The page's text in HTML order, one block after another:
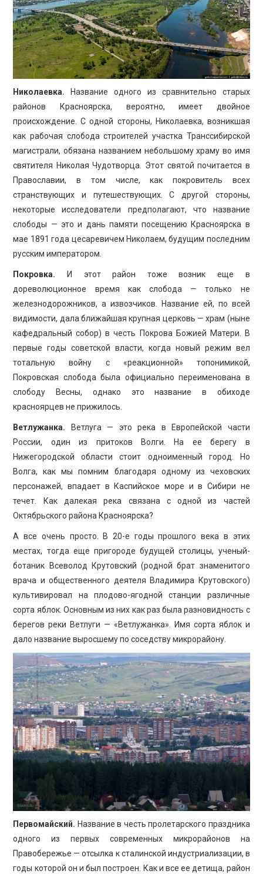
Николаевка.Название одного из сравнительно старых
районов Красноярска, вероятно, имеет двойное
происхождение. С одной стороны, Николаевка, возникшая
как рабочая слобода строителей участка Транссибирской
магистрали, обязана названием небольшому храму во имя
святителя Николая Чудотворца. Этот святой почитается в
Православии, в том числе, как покровитель всех
странствующих и путешествующих. С другой стороны,
некоторые исследователи предполагают, что название
слободы — это и дань памяти посещению Красноярска в
мае 1891 года цесаревичем Николаем, будущим последним
русским императором.
Покровка.И этот район тоже возник еще в
дореволюционное время как слобода — только не
железнодорожников, а извозчиков. Название ей, по всей
видимости, дала ближайшая крупная церковь — храм (ныне
кафедральный собор) в честь Покрова Божией Матери. В
первые годы советской власти, когда новый режим вел
тотальную войну с «реакционной» топонимикой,
Покровская слобода была официально переименована в
слободу Весны, однако это название в обиходе
красноярцев не прижилось.
Ветлужанка. Ветлуга — это река в Европейской части
России, один из притоков Волги. На ее берегу в
Нижегородской области стоит одноименный город. Но
Волга, как мы помним благодаря одному из чеховских
персонажей, впадает в Каспийское море и в Сибири не
течет. Как далекая река связана с одной из частей
Октябрьского района Красноярска?
А все очень просто. В 20-е годы прошлого века в этих
местах, тогда еще пригороде будущей столицы, ученый-
ботаник Всеволод Крутовский (родной брат знаменитого
врача и общественного деятеля Владимира Крутовского)
культивировал на плодово-ягодной станции различные
сорта яблок. Основным из них как раз была разновидность с
берегов реки Ветлуги — «Ветлужанка». Имя сорта яблок и
дало название выросшему по соседству микрорайону.
Первомайский. Название в честь пролетарского праздника
одного из первых современных микрорайонов на
Правобережье — отсылка к сталинской индустриализации, в
годы которой он и был построен. Как и все ее детища, район